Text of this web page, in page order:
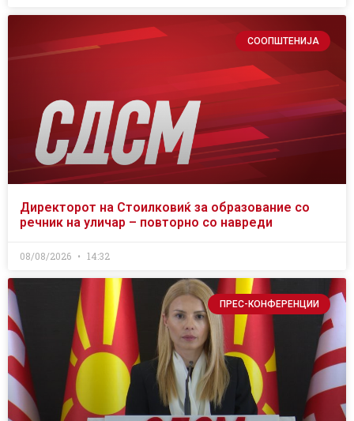
СООПШТЕНИЈА
Директорот на Стоилковиќ за образование со
речник на уличар – повторно со навреди
08/08/2026 14:32
ПРЕС-КОНФЕРЕНЦИИ